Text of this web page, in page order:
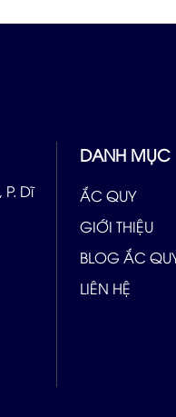
Dĩ
DANH MỤC
ẮC QUY
GIỚI THIỆU
BLOG ẮC
LIÊN HỆ